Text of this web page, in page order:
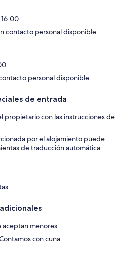
16:00
contacto personal disponible
personal disponible
de entrada
propietario con las instrucciones de
por el alojamiento puede
de traducción automática
aceptan menores.
con cuna.